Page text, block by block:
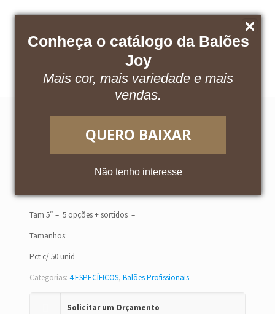
Conheça o catálogo da Balões
Joy
Mais cor, mais variedade e mais
vendas.
QUERO BAIXAR
Não tenho interesse
Baixe nosso catálogo Acesse o App
Candy 5″
Tam 5″ – 5 opções + sortidos –
Tamanhos:
Pct c/ 50 unid
Categorias: 4 ESPECÍFICOS, Balões Profissionais
Solicitar um Orçamento